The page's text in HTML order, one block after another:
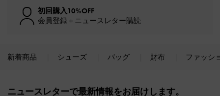
初回購入10%OFF
会員登録＋ニュースレター購読
新着商品 シューズ バッグ 財布 ファッシ
ニュースレターで最新情報をお届けします。​